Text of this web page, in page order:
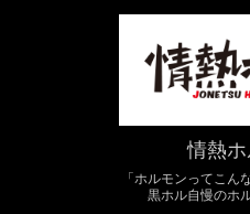
情熱
「ホルモンってこん
黒ホル自慢のホ